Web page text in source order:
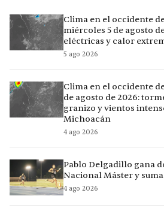
Clima en el occidente
miércoles 5 de agosto
eléctricas y calor
5 ago 2026
Clima en el occidente
de agosto de 2026:
granizo y vientos
Michoacán
4 ago 2026
Pablo Delgadillo gana
Nacional Máster y
4 ago 2026